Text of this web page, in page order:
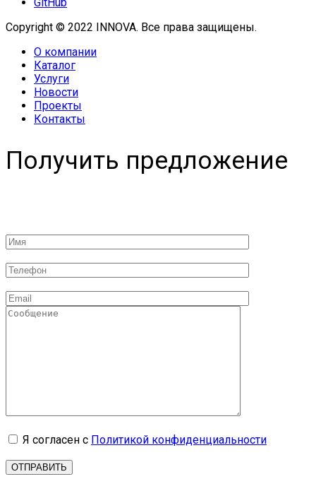
Copyright © 2022 INNOVA. Все права защищены.
О компании
Каталог
Услуги
Новости
Проекты
Контакты
Получить предложение
Я согласен с Политикой конфиденциальности